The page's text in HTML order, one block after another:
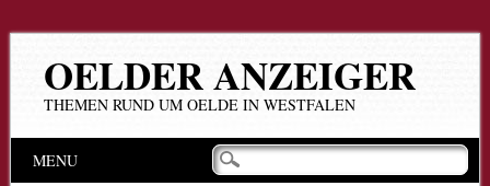
OELDER ANZEIGER
THEMEN RUND UM OELDE IN WESTFALEN
Hauptmenü
Inhalt
MENU